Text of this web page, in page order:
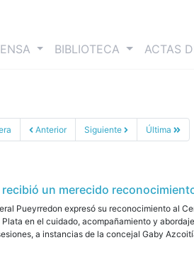
BIBLIOTECA ACTAS
Anterior Siguiente Última
recibió un merecido
Pueyrredon expresó su reconocimiento al
en el cuidado, acompañamiento y
a instancias de la concejal Gaby